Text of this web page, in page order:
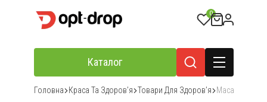
0
Каталог
Головна Краса Та Здоровʼя Товари Для Здоровʼя Масажери Та